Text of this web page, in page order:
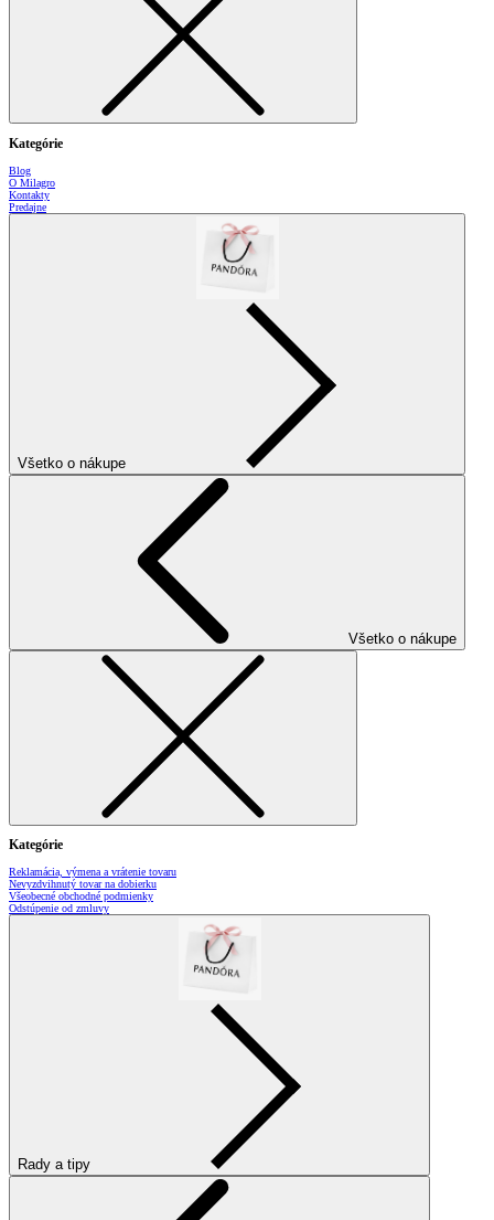
Kategórie
Blog
O Milagro
Kontakty
Predajne
Všetko o nákupe
Všetko o nákupe
Kategórie
Reklamácia, výmena a vrátenie tovaru
Nevyzdvihnutý tovar na dobierku
Všeobecné obchodné podmienky
Odstúpenie od zmluvy
Rady a tipy